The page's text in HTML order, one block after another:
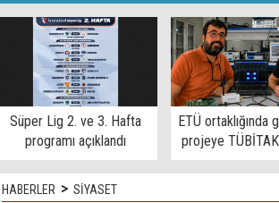
Teknoloji
Süper Lig 2. ve 3. Hafta
programı açıklandı
ETÜ ortaklığında
projeye
HABERLER > SİYASET